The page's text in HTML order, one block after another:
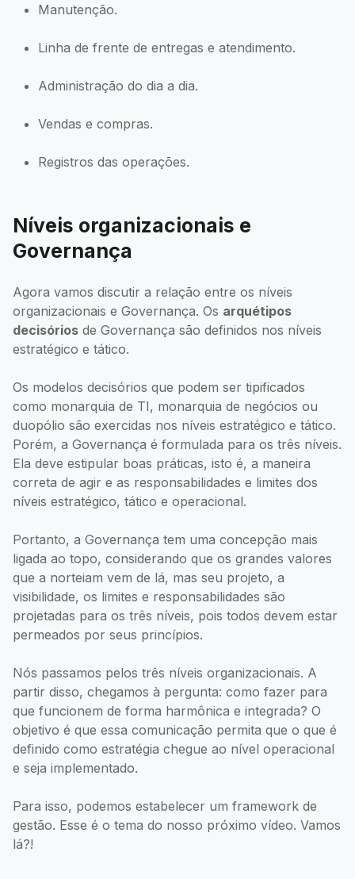
Manutenção.
Linha de frente de entregas e atendimento.
Administração do dia a dia.
Vendas e compras.
Registros das operações.
Níveis organizacionais e
Governança
Agora vamos discutir a relação entre os níveis
organizacionais e Governança. Os arquétipos
decisórios de Governança são definidos nos níveis
estratégico e tático.
Os modelos decisórios que podem ser tipificados
como monarquia de TI, monarquia de negócios ou
duopólio são exercidas nos níveis estratégico e tático.
Porém, a Governança é formulada para os três níveis.
Ela deve estipular boas práticas, isto é, a maneira
correta de agir e as responsabilidades e limites dos
níveis estratégico, tático e operacional.
Portanto, a Governança tem uma concepção mais
ligada ao topo, considerando que os grandes valores
que a norteiam vem de lá, mas seu projeto, a
visibilidade, os limites e responsabilidades são
projetadas para os três níveis, pois todos devem estar
permeados por seus princípios.
Nós passamos pelos três níveis organizacionais. A
partir disso, chegamos à pergunta: como fazer para
que funcionem de forma harmônica e integrada? O
objetivo é que essa comunicação permita que o que é
definido como estratégia chegue ao nível operacional
e seja implementado.
Para isso, podemos estabelecer um framework de
gestão. Esse é o tema do nosso próximo vídeo. Vamos
lá?!